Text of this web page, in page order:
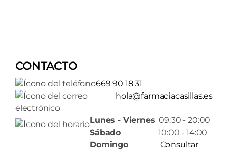
CONTACTO
669 90 18 31
hola@farmaciacasillas.es
Lunes - Viernes 09:30 - 20:00
Sábado 10:00 - 14:00
Domingo
Consultar